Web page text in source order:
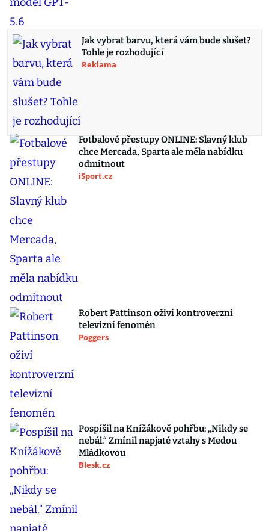
Jak vybrat barvu, která vám bude slušet?
Tohle je rozhodující
Reklama
Fotbalové přestupy ONLINE: Slavný klub
chce Mercada, Sparta ale měla nabídku
odmítnout
iSport.cz
Robert Pattinson oživí kontroverzní
televizní fenomén
Poggers
Pospíšil na Knížákově pohřbu: „Nikdy se
nebál.“ Zmínil napjaté vztahy s Medou
Mládkovou
Blesk.cz